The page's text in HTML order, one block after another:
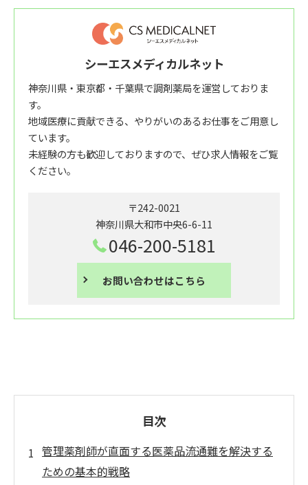
シーエスメディカルネット
神奈川県・東京都・千葉県で調剤薬局を運営しておりま
す。
地域医療に貢献できる、やりがいのあるお仕事をご用意し
ています。
未経験の方も歓迎しておりますので、ぜひ求人情報をご覧
ください。
〒242-0021
神奈川県大和市中央6-6-11
046-200-5181
お問い合わせはこちら
目次
管理薬剤師が直面する医薬品流通難を解決する
ための基本的戦略